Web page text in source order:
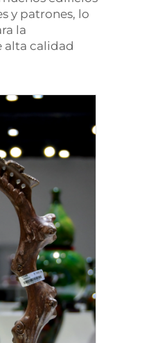
y patrones, lo
la
alta calidad